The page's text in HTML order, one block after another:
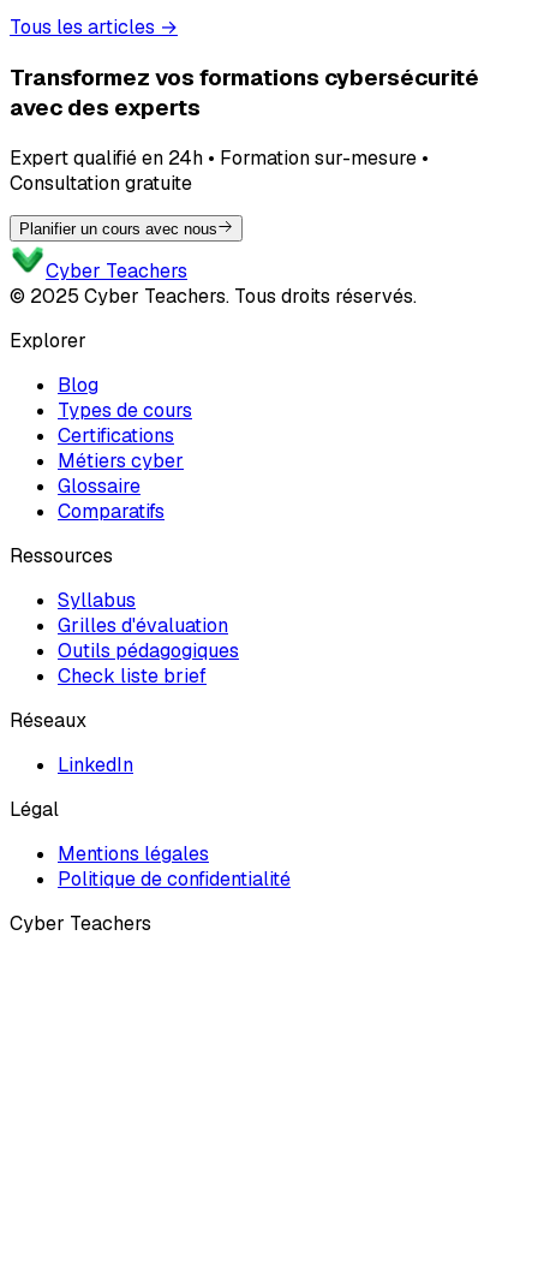
Tous les articles →
Transformez vos formations cybersécurité
avec des experts
Expert qualifié en 24h • Formation sur-mesure •
Consultation gratuite
Planifier un cours avec nous
Cyber Teachers
© 2025 Cyber Teachers. Tous droits réservés.
Explorer
Blog
Types de cours
Certifications
Métiers cyber
Glossaire
Comparatifs
Ressources
Syllabus
Grilles d'évaluation
Outils pédagogiques
Check liste brief
Réseaux
LinkedIn
Légal
Mentions légales
Politique de confidentialité
Cyber Teachers